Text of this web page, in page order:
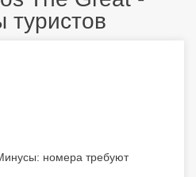
В этом отеле был